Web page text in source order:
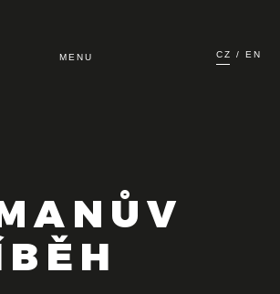
MENU CZ EN
TV A ONLINE
PŘIPRAVUJEME